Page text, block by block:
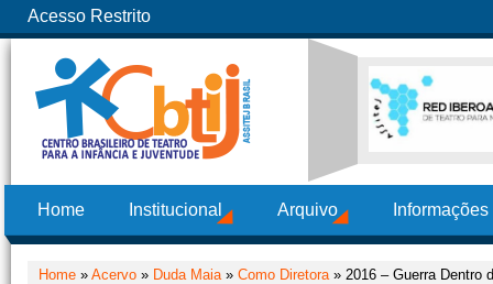
Acesso Restrito
Home Institucional Arquivo
Home » Acervo » Duda Maia» Como Diretora» 2016 – Guerra Dentro